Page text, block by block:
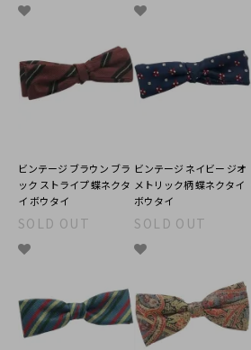
ビンテージ ブラウン ブラ
ック ストライプ 蝶ネクタ
イ ボウタイ
SOLD OUT
ビンテージ ネイビー ジオ
メトリック柄 蝶ネクタイ
ボウタイ
SOLD OUT